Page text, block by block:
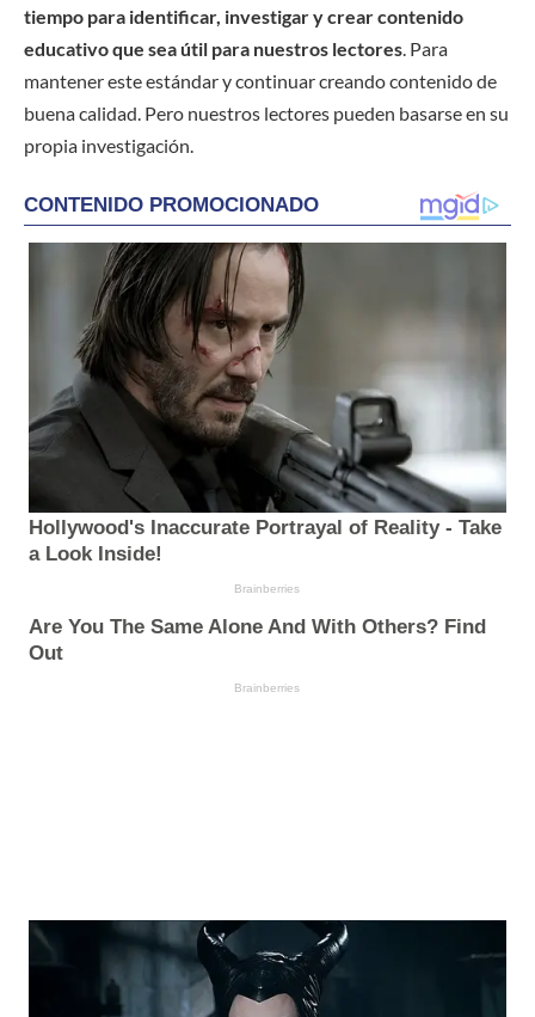
tiempo para identificar, investigar y crear contenido
educativo que sea útil para nuestros lectores . Para
mantener este estándar y continuar creando contenido de
buena calidad. Pero nuestros lectores pueden basarse en su
propia investigación.